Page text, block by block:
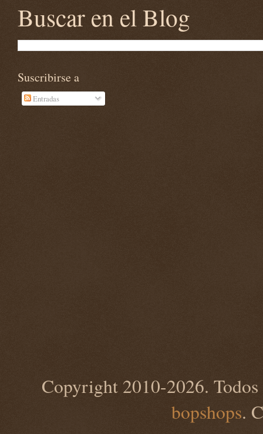
Buscar en el Blog
Suscribirse a
Entradas
Copyright 2010-2026. Todos
bopshops.